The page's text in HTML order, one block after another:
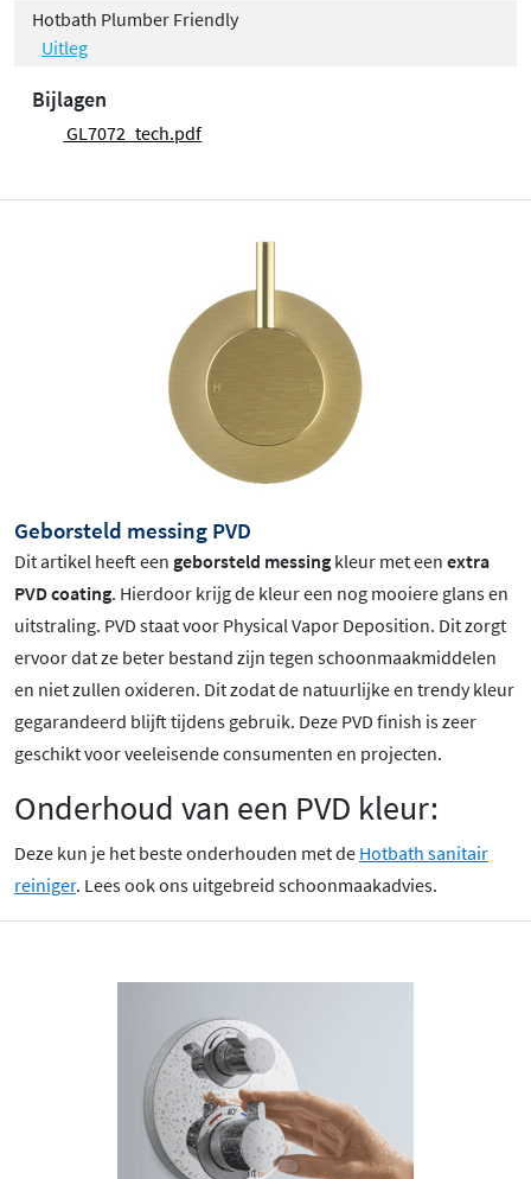
Hotbath Plumber Friendly
Uitleg
Bijlagen
GL7072_tech.pdf
Geborsteld messing PVD
Dit artikel heeft een geborsteld messing kleur met een extra
PVD coating. Hierdoor krijg de kleur een nog mooiere glans en
uitstraling. PVD staat voor Physical Vapor Deposition. Dit zorgt
ervoor dat ze beter bestand zijn tegen schoonmaakmiddelen
en niet zullen oxideren. Dit zodat de natuurlijke en trendy kleur
gegarandeerd blijft tijdens gebruik. Deze PVD finish is zeer
geschikt voor veeleisende consumenten en projecten.
Onderhoud van een PVD kleur:
Deze kun je het beste onderhouden met de Hotbath sanitair
reiniger. Lees ook ons uitgebreid schoonmaakadvies.